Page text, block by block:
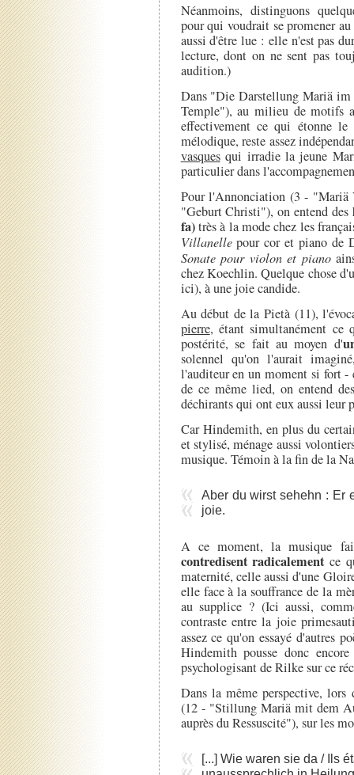
Néanmoins, distinguons
pour qui voudrait se promener
aussi d'être lue : elle n'est pas
lecture, dont on ne sent pas
audition.)
Dans "Die Darstellung Mariä
Temple"), au milieu de motifs
effectivement ce qui étonne le
mélodique, reste assez
vasquesqui irradie la jeune
particulier dans
Pour l'Annonciation (3 -
"Geburt Christi"), on entend des
fa)très à la mode chez les
Villanellepour cor et piano de
Sonate pour violon et piano
chez Koechlin. Quelque chose
ici), à une joie candide.
Au début de la Pietà (11),
pierre, étant simultanément ce
postérité, se fait au moyen d'
solennel qu'on l'aurait
l'auditeur en un moment si fort
de ce même lied, on entend
déchirants qui ont eux aussi leur
Car Hindemith, en plus du
et stylisé, ménage aussi
musique. Témoin à la fin de la
Aber du wirst sehehn : Er
joie.
A ce moment, la musique
contredisent radicalementce
maternité, celle aussi d'une
elle face à la souffrance de la
au supplice ? (Ici aussi,
contraste entre la joie
assez ce qu'on essayé d'autres
Hindemith pousse donc
psychologisant de Rilke sur ce
Dans la même perspective,
(12 - "Stillung Mariä mit dem
auprès du Ressuscité"), sur les
[...] Wie waren sie da / Ils